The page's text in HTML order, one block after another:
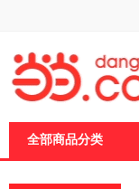
全部商品分类
页